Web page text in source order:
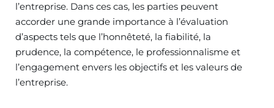
l’entreprise. Dans ces cas, les parties peuvent
accorder une grande importance à l’évaluation
d’aspects tels que l’honnêteté, la fiabilité, la
prudence, la compétence, le professionnalisme et
l’engagement envers les objectifs et les valeurs de
l’entreprise.